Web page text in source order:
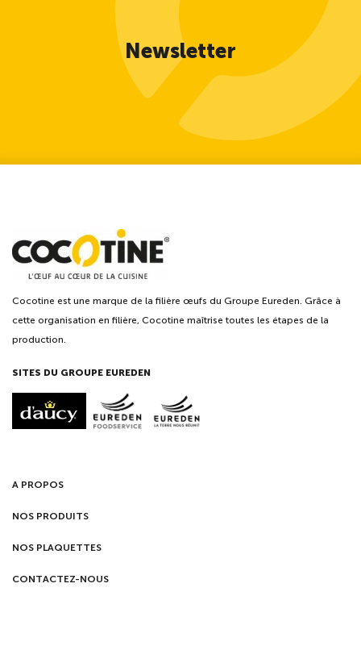
Newsletter
Cocotine est une marque de la filière œufs du Groupe Eureden. Grâce à
cette organisation en filière, Cocotine maîtrise toutes les étapes de la
production.
SITES DU GROUPE EUREDEN
A PROPOS
NOS PRODUITS
NOS PLAQUETTES
CONTACTEZ-NOUS